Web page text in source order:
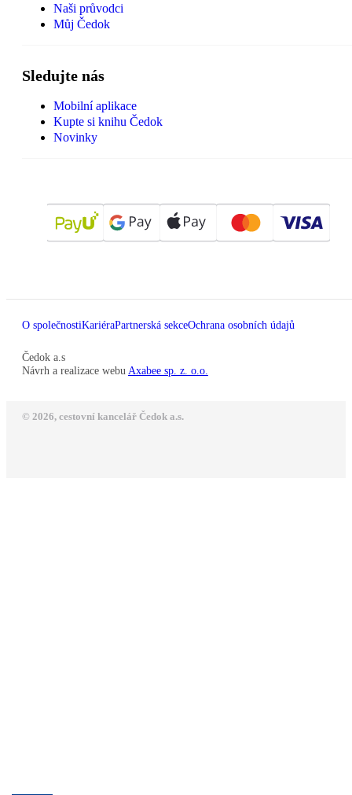
Naši průvodci
Můj Čedok
Sledujte nás
Mobilní aplikace
Kupte si knihu Čedok
Novinky
O společnostiKariéraPartnerská sekceOchrana osobních údajů
Čedok a.s
Návrh a realizace webu Axabee sp. z. o.o.
© 2026, cestovní kancelář Čedok a.s.